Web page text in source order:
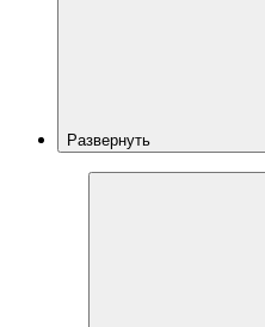
Развернуть